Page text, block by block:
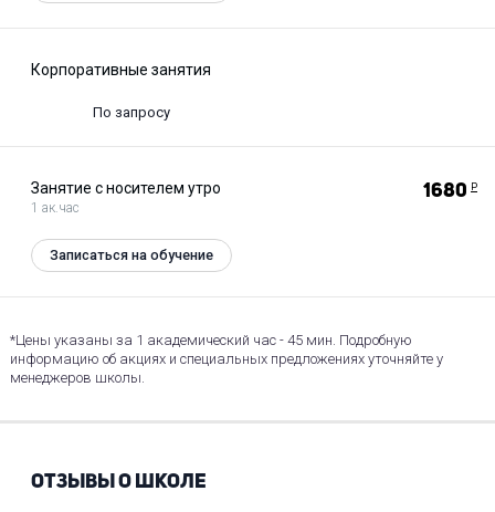
Корпоративные занятия
По запросу
Занятие с носителем утро
1 ак.час
1680 Р
Записаться на обучение
*Цены указаны за 1 академический час - 45 мин. Подробную
информацию об акциях и специальных предложениях уточняйте у
менеджеров школы.
ОТЗЫВЫ О ШКОЛЕ